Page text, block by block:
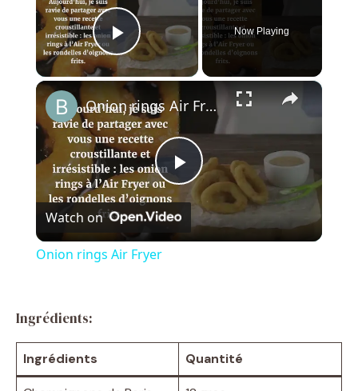
Play Video
Now Playing
×
P
l
V
Onion rings Air Fryer
Watch on
Onion rings Air Fryer
Ingrédients:
Ingrédients Quantité